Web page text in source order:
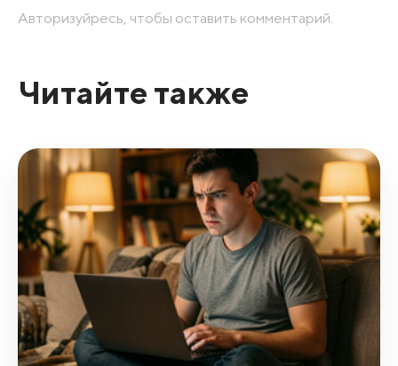
Авторизуйресь, чтобы оставить комментарий.
Читайте также